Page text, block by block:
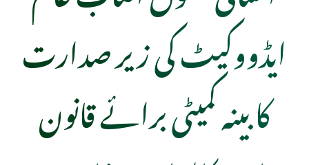
ایڈووکیٹ کی زیر صدارت
کابینہ کمیٹی برائے قانون